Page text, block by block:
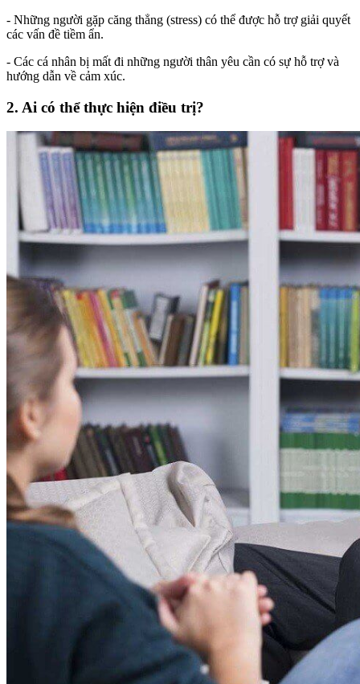
- Những người gặp căng thẳng (stress) có thể được hỗ trợ giải quyết
các vấn đề tiềm ẩn.
- Các cá nhân bị mất đi những người thân yêu cần có sự hỗ trợ và
hướng dẫn về cảm xúc.
2. Ai có thể thực hiện điều trị?